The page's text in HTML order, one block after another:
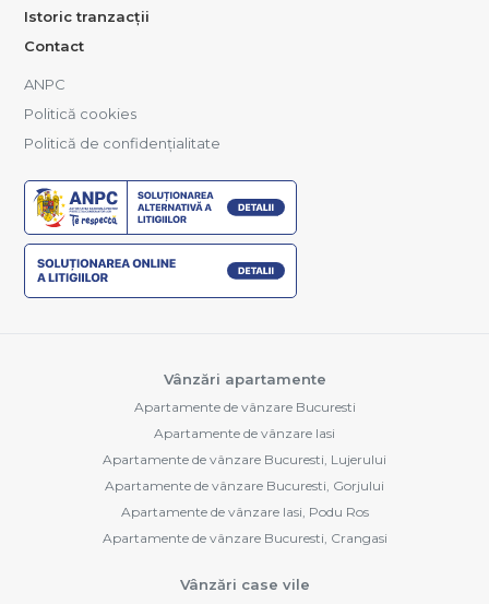
Istoric tranzacții
Contact
ANPC
Politică cookies
Politică de confidențialitate
Vânzări apartamente
Apartamente de vânzare Bucuresti
Apartamente de vânzare Iasi
Apartamente de vânzare Bucuresti, Lujerului
Apartamente de vânzare Bucuresti, Gorjului
Apartamente de vânzare Iasi, Podu Ros
Apartamente de vânzare Bucuresti, Crangasi
Vânzări case vile